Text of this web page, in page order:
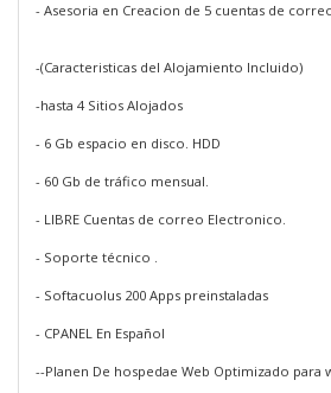
- Asesoria en Creacion de 5 cuentas de
-(Caracteristicas del Alojamiento Incluido)
-hasta 4 Sitios Alojados
- 6 Gb espacio en disco. HDD
- 60 Gb de tráfico mensual.
- LIBRE Cuentas de correo Electronico.
- Soporte técnico .
- Softacuolus 200 Apps preinstaladas
- CPANEL En Español
--Planen De hospedae Web Optimizado para